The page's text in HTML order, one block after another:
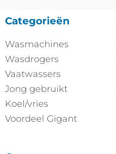
Categorieën
Wasmachines
Wasdrogers
Vaatwassers
Jong gebruikt
Koel/vries
Voordeel Gigant